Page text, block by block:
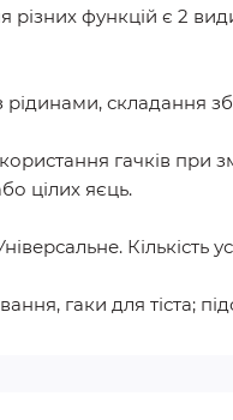
функцій є 2
складання
гачків при
цілих яєць.
гаки для тіста;